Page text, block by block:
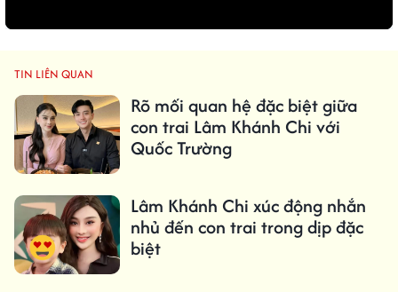
TIN LIÊN QUAN
Rõ mối quan hệ đặc biệt giữa
con trai Lâm Khánh Chi với
Quốc Trường
Lâm Khánh Chi xúc động nhắn
nhủ đến con trai trong dịp đặc
biệt